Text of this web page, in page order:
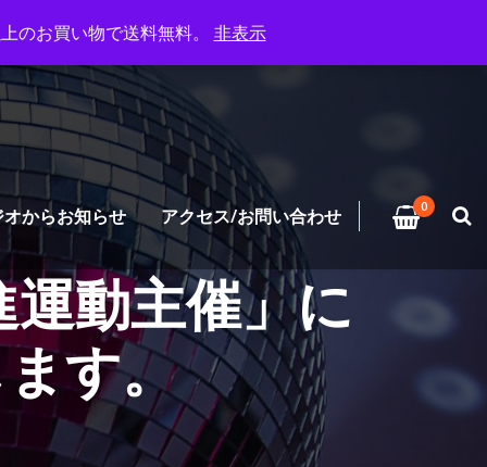
からお知らせ アクセス/お問い合わせ 0
動主催」に
す。
のお買い物で送料無料。 非表示